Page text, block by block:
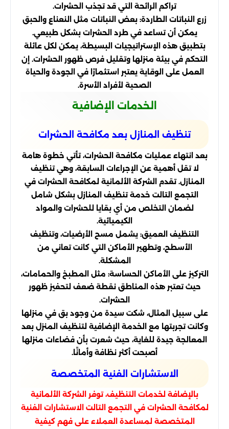
تراكم الرائحة التي قد تجذب الحشرات.
زرع النباتات الطاردة: بعض النباتات مثل النعناع والحبق
يمكن أن تساعد في طرد الحشرات بشكل طبيعي.
بتطبيق هذه الإستراتيجيات البسيطة، يمكن لكل عائلة
التحكم في بيئة منزلها وتقليل فرص ظهور الحشرات. إن
العمل على الوقاية يعتبر استثمارًا في الجودة والحياة
الصحية لأفراد الأسرة.
الخدمات الإضافية
تنظيف المنازل بعد مكافحة الحشرات
بعد انتهاء عمليات مكافحة الحشرات، تأتي خطوة هامة
لا تقل أهمية عن الإجراءات السابقة، وهي تنظيف
المنازل. تقدم الشركة الألمانية لمكافحة الحشرات في
التجمع التالت خدمة تنظيف المنازل بشكل شامل
لضمان التخلص من أي بقايا للحشرات والمواد
الكيميائية.
التنظيف العميق: يشمل مسح الأرضيات، وتنظيف
الأسطح، وتطهير الأماكن التي كانت تعاني من
المشكلة.
التركيز على الأماكن الحساسة: مثل المطبخ والحمامات،
حيث تعتبر هذه المناطق نقطة ضعف لتحفيز ظهور
الحشرات.
على سبيل المثال، شكت سيدة من وجود بق في منزلها
وكانت تجربتها مع الخدمة الإضافية لتنظيف المنزل بعد
المعالجة جيدة للغاية، حيث شعرت بأن فضاءات منزلها
أصبحت أكثر نظافة وأمانًا.
الاستشارات الفنية المتخصصة
بالإضافة لخدمات التنظيف، توفر الشركة الألمانية
لمكافحة الحشرات في التجمع التالت الاستشارات الفنية
المتخصصة لمساعدة العملاء على فهم كيفية